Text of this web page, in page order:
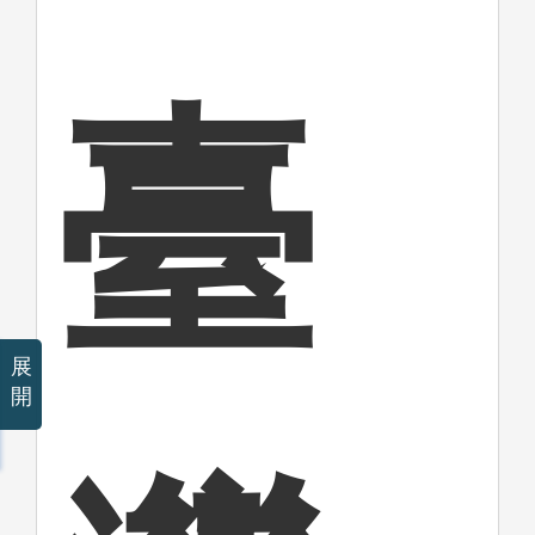
臺
展
開